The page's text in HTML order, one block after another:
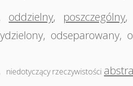
oddzielny, poszczególny,
, odseparowany,
niedotyczący rzeczywistości